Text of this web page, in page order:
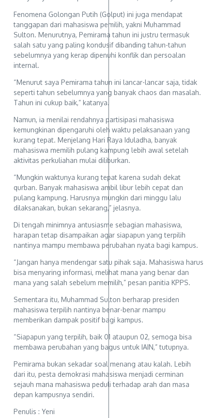
Fenomena Golongan Putih (Golput) ini juga mendapat
tanggapan dari mahasiswa pemilih, yakni Muhammad
Sulton. Menurutnya, Pemirama tahun ini justru termasuk
salah satu yang paling kondusif dibanding tahun-tahun
sebelumnya yang kerap dipenuhi konflik dan persoalan
internal.
“Menurut saya Pemirama tahun ini lancar-lancar saja, tidak
seperti tahun sebelumnya yang banyak chaos dan masalah.
Tahun ini cukup baik,” katanya.
Namun, ia menilai rendahnya partisipasi mahasiswa
kemungkinan dipengaruhi oleh waktu pelaksanaan yang
kurang tepat. Menjelang Hari Raya Iduladha, banyak
mahasiswa memilih pulang kampung lebih awal setelah
aktivitas perkuliahan mulai diliburkan.
“Mungkin waktunya kurang tepat karena sudah dekat
qurban. Banyak mahasiswa ambil libur lebih cepat dan
pulang kampung. Harusnya mungkin dari minggu lalu
dilaksanakan, bukan sekarang,” jelasnya.
Di tengah minimnya antusiasme sebagian mahasiswa,
harapan tetap disampaikan agar siapapun yang terpilih
nantinya mampu membawa perubahan nyata bagi kampus.
“Jangan hanya mendengar satu pihak saja. Mahasiswa harus
bisa menyaring informasi, melihat mana yang benar dan
mana yang salah sebelum memilih,” pesan panitia KPPS.
Sementara itu, Muhammad Sulton berharap presiden
mahasiswa terpilih nantinya benar-benar mampu
memberikan dampak positif bagi kampus.
“Siapapun yang terpilih, baik 01 ataupun 02, semoga bisa
membawa perubahan yang bagus untuk IAIN,” tutupnya.
Pemirama bukan sekadar soal menang atau kalah. Lebih
dari itu, pesta demokrasi mahasiswa menjadi cerminan
sejauh mana mahasiswa peduli terhadap arah dan masa
depan kampusnya sendiri.
Penulis : Yeni